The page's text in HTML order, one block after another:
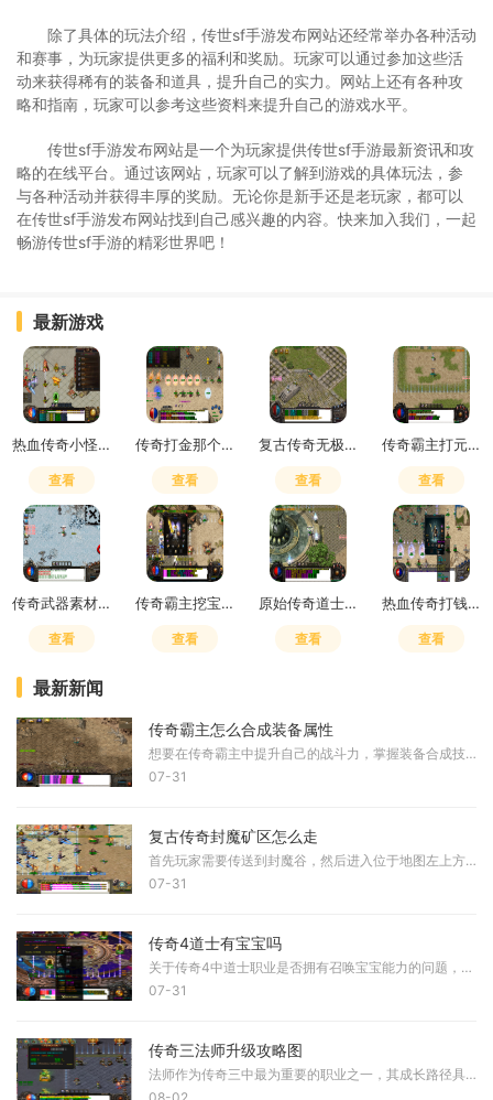
除了具体的玩法介绍，传世sf手游发布网站还经常举办各种活动
和赛事，为玩家提供更多的福利和奖励。玩家可以通过参加这些活
动来获得稀有的装备和道具，提升自己的实力。网站上还有各种攻
略和指南，玩家可以参考这些资料来提升自己的游戏水平。
传世sf手游发布网站是一个为玩家提供传世sf手游最新资讯和攻
略的在线平台。通过该网站，玩家可以了解到游戏的具体玩法，参
与各种活动并获得丰厚的奖励。无论你是新手还是老玩家，都可以
在传世sf手游发布网站找到自己感兴趣的内容。快来加入我们，一起
畅游传世sf手游的精彩世界吧！
最新游戏
热血传奇小怪也会爆高级装备吗
查看
传奇打金那个服好
查看
复古传奇无极真气有什么用
查看
传奇霸主打元宝买精灵划算不
查看
传奇武器素材600张多少钱
查看
传奇霸主挖宝技巧攻略图
查看
原始传奇道士学4级狗还是符
查看
热血传奇打钱攻略最新
查看
最新新闻
传奇霸主怎么合成装备属性
想要在传奇霸主中提升自己的战斗力，掌握装备合成技巧是必不可少的一环。在合成装备前，我们需要先收集各种合成材料，这些材料可以通过完成任务、挑战BOSS、参与游戏活动等多种
07-31
复古传奇封魔矿区怎么走
首先玩家需要传送到封魔谷，然后进入位于地图左上方向的封魔矿区。封魔矿区是通往封魔殿的必经起始点，这个区域包含多个相连的地图，需要按照特定顺序通过。从封魔矿区出发，
07-31
传奇4道士有宝宝吗
关于传奇4中道士职业是否拥有召唤宝宝能力的问题，根据实际游戏设定来看，道士在传奇4中并未延续传统设定中的召唤能力。与早期版本相比，道士职业的核心技能发生了显著调整，其
07-31
传奇三法师升级攻略图
法师作为传奇三中最为重要的职业之一，其成长路径具有一定的规律性。角色从初始阶段到高级阶段，升级应结合技能学习节点与地图资源分布，在每个关键等级区间选择最适宜的区域